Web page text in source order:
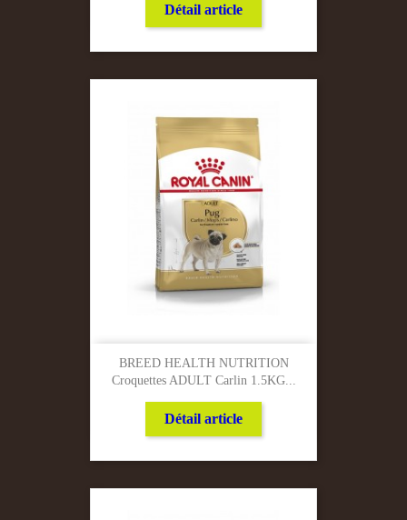
Détail article
BREED HEALTH NUTRITION
Croquettes ADULT Carlin 1.5KG...
Détail article